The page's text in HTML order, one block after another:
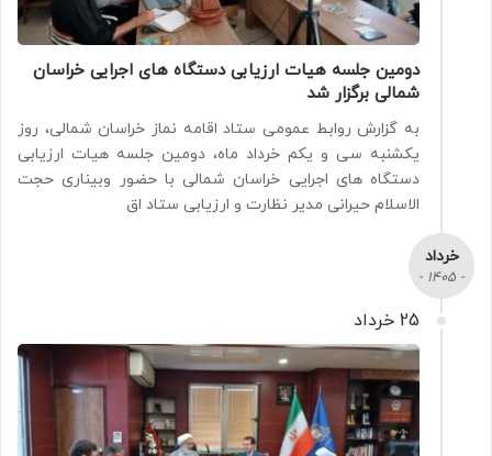
دومین جلسه هیات ارزیابی دستگاه های اجرایی خراسان
شمالی برگزار شد
به گزارش روابط عمومی ستاد اقامه نماز خراسان شمالی، روز
یکشنبه سی و یکم خرداد ماه، دومین جلسه هیات ارزیابی
دستگاه های اجرایی خراسان شمالی با حضور وبیناری حجت
الاسلام حیرانی مدیر نظارت و ارزیابی ستاد اق
خرداد
- 1405 -
25 خرداد